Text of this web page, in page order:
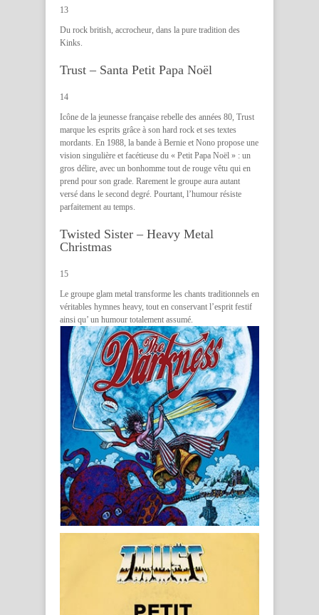
13
Du rock british, accrocheur, dans la pure tradition des
Kinks.
Trust – Santa Petit Papa Noël
14
Icône de la jeunesse française rebelle des années 80, Trust
marque les esprits grâce à son hard rock et ses textes
mordants. En 1988, la bande à Bernie et Nono propose une
vision singulière et facétieuse du « Petit Papa Noël » : un
gros délire, avec un bonhomme tout de rouge vêtu qui en
prend pour son grade. Rarement le groupe aura autant
versé dans le second degré. Pourtant, l’humour résiste
parfaitement au temps.
Twisted Sister – Heavy Metal
Christmas
15
Le groupe glam metal transforme les chants traditionnels en
véritables hymnes heavy, tout en conservant l’esprit festif
ainsi qu’ un humour totalement assumé.